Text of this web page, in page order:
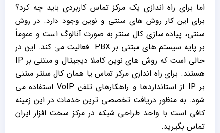
اما برای راه اندازی یک مرکز تماس کاربردی باید چه کرد؟
برای این کار روش های سنتی و نوین وجود دارد. در روش
سنتی، پیاده سازی کال سنتر به صورت آنالوگ است و عموماً
بر پایه سیستم ‌های مبتنی بر PBX فعالیت می کند. این در
حالی است که روش های نوین کاملا دیجیتال و مبتنی بر IP
هستند. برای راه اندازی مرکز تماس یا همان کال سنتر مبتنی
بر IP از استانداردها و راهکارهای تلفن VoIP استفاده می‌
شود. به منظور دریافت تخصصی ترین خدمات در این زمینه
کافی است با واحد طراحی شبکه در مرکز سخت افزار ایران
تماس بگیرید.